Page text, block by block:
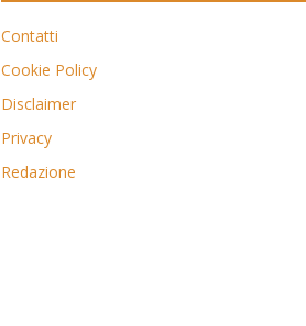
Contatti
Cookie Policy
Disclaimer
Privacy
Redazione